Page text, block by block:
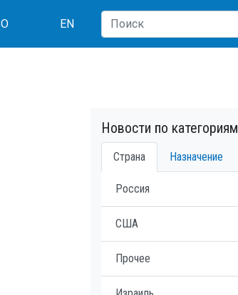
EN
Новости по категориям
Страна Назначение
Россия
США
Прочее